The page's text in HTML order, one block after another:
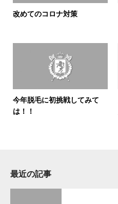
改めてのコロナ対策
今年脱毛に初挑戦してみて
は！！
最近の記事